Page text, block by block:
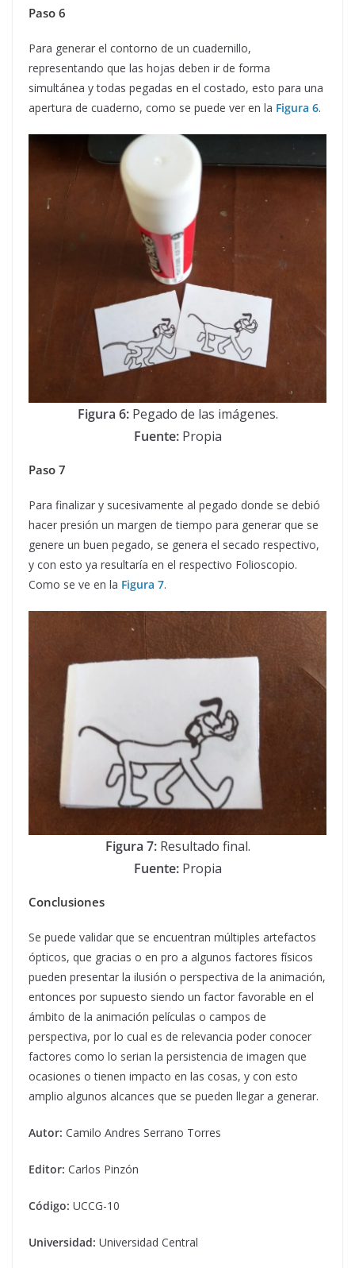
Paso 6
Para generar el contorno de un cuadernillo,
representando que las hojas deben ir de forma
simultánea y todas pegadas en el costado, esto para una
apertura de cuaderno, como se puede ver en la Figura 6.
Figura 6:Pegado de las imágenes.
Fuente:Propia
Paso 7
Para finalizar y sucesivamente al pegado donde se debió
hacer presión un margen de tiempo para generar que se
genere un buen pegado, se genera el secado respectivo,
y con esto ya resultaría en el respectivo Folioscopio.
Como se ve en la Figura 7.
Figura 7:Resultado final.
Fuente:Propia
Conclusiones
Se puede validar que se encuentran múltiples artefactos
ópticos, que gracias o en pro a algunos factores físicos
pueden presentar la ilusión o perspectiva de la animación,
entonces por supuesto siendo un factor favorable en el
ámbito de la animación películas o campos de
perspectiva, por lo cual es de relevancia poder conocer
factores como lo serian la persistencia de imagen que
ocasiones o tienen impacto en las cosas, y con esto
amplio algunos alcances que se pueden llegar a generar.
Autor: Camilo Andres Serrano Torres
Editor: Carlos Pinzón
Código: UCCG-10
Universidad: Universidad Central